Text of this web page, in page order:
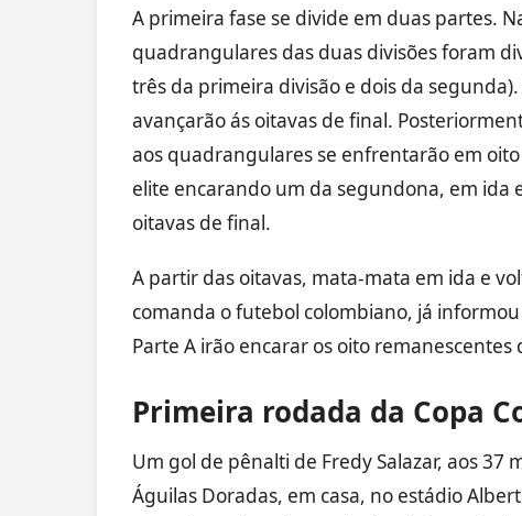
A primeira fase se divide em duas partes.
quadrangulares das duas divisões foram
três da primeira divisão e dois da
avançarão ás oitavas de final.
aos quadrangulares se enfrentarão em
elite encarando um da segundona, em ida
oitavas de final.
A partir das oitavas, mata-mata em ida e
comanda o futebol colombiano, já
Parte A irão encarar os oito remanescentes
Primeira rodada da Copa
Um gol de pênalti de Fredy Salazar, aos
Águilas Doradas, em casa, no estádio